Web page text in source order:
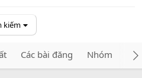
kiếm
Các bài đăng Nhóm